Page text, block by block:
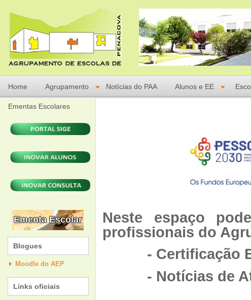
Home Agrupamento Notícias do PAA Alunos e EE
Ementas Escolares
Ementa Escolar
Blogues
Moodle do AEP
Links oficiais
Neste espaço
profissionais do
- Certificação
- Notícias de